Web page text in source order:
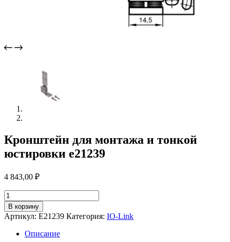
Кронштейн для монтажа и тонкой
юстировки e21239
4 843,00 ₽
Количество
товара
Кронштейн
для
монтажа
В корзину
Артикул: E21239 Категория: IO-Link
Описание